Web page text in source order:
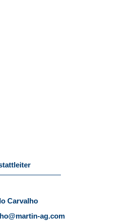
Carvalho
ag.com